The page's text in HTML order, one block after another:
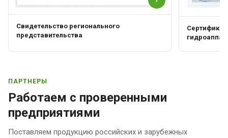
Свидетельство регионального
представительства
Сертификат
ПАРТНЕРЫ
Работаем с проверенными
предприятиями
Поставляем продукцию российских и зарубежных